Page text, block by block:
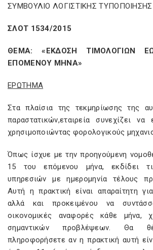
ΣΥΜΒΟΥΛΙΟ ΛΟΓΙΣΤΙΚΗΣ
ΣΛΟΤ 1534/2015
ΘΕΜΑ: «ΕΚΔΟΣΗ ΤΙΜΟΛΟΓΙΩΝ
ΕΠΟΜΕΝΟΥ ΜΗΝΑ»
ΕΡΩΤΗΜΑ
Στα πλαίσια της τεκμηρίωσης της
παραστατικών,εταιρεία συνεχίζει να
χρησιμοποιώντας φορολογικούς
Όπως ίσχυε με την προηγούμενη
15 του επόμενου μήνα, εκδίδει
υπηρεσιών με ημερομηνία τέλους
Αυτή η πρακτική είναι απαραίτητη
αλλά και προκειμένου να
οικονομικές αναφορές κάθε μήνα,
σημαντικών προβλέψεων. Θα
πληροφορήσετε αν η πρακτική αυτή